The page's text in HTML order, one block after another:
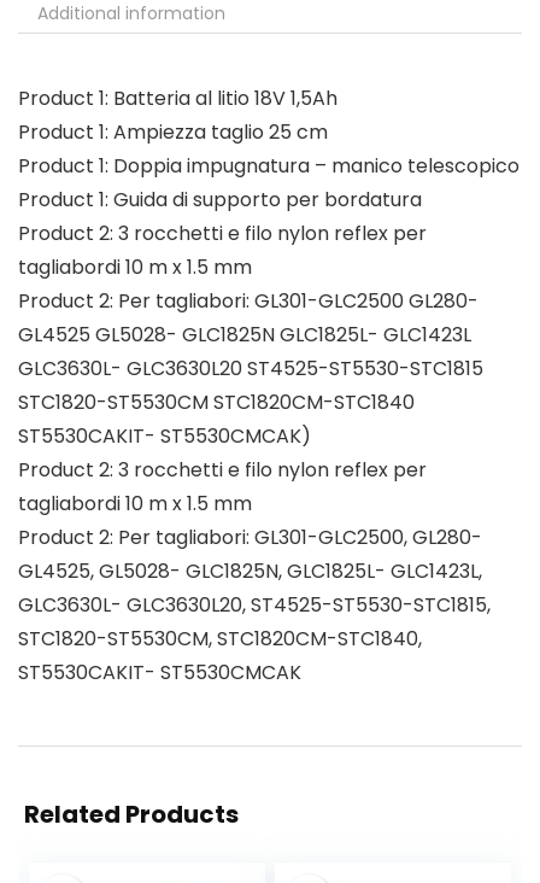
Additional information
Product 1: Batteria al litio 18V 1,5Ah
Product 1: Ampiezza taglio 25 cm
Product 1: Doppia impugnatura – manico telescopico
Product 1: Guida di supporto per bordatura
Product 2: 3 rocchetti e filo nylon reflex per
tagliabordi 10 m x 1.5 mm
Product 2: Per tagliabori: GL301-GLC2500 GL280-
GL4525 GL5028- GLC1825N GLC1825L- GLC1423L
GLC3630L- GLC3630L20 ST4525-ST5530-STC1815
STC1820-ST5530CM STC1820CM-STC1840
ST5530CAKIT- ST5530CMCAK)
Product 2: 3 rocchetti e filo nylon reflex per
tagliabordi 10 m x 1.5 mm
Product 2: Per tagliabori: GL301-GLC2500, GL280-
GL4525, GL5028- GLC1825N, GLC1825L- GLC1423L,
GLC3630L- GLC3630L20, ST4525-ST5530-STC1815,
STC1820-ST5530CM, STC1820CM-STC1840,
ST5530CAKIT- ST5530CMCAK
Related Products